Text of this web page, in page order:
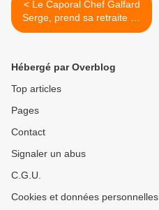
< Le Caporal Chef Galfard
Serge, prend sa retraite de
Sapeur Pompier
Hébergé par Overblog
Top articles
Pages
Contact
Signaler un abus
C.G.U.
Cookies et données personnelles